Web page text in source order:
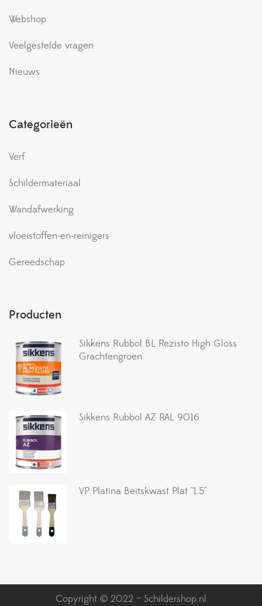
Webshop
Veelgestelde vragen
Nieuws
Categorieën
Verf
Schildermateriaal
Wandafwerking
vloeistoffen-en-reinigers
Gereedschap
Producten
Sikkens Rubbol BL Rezisto High Gloss
Grachtengroen
Sikkens Rubbol AZ RAL 9016
VP Platina Beitskwast Plat ''1.5''
Copyright © 2022 – Schildershop.nl